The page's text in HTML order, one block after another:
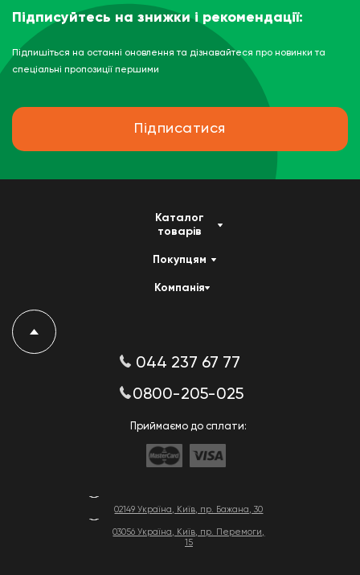
Підписуйтесь на знижки і рекомендації:
Підпишіться на останні оновлення та дізнавайтеся про новинки та
спеціальні пропозиції першими
Підписатися
02149 Україна, Київ, пр. Бажана, 30
03056 Україна, Київ, пр. Перемоги,
15
Каталог
товарів
Покупцям
Компанія
044 237 67 77
0800-205-025
Приймаємо до сплати: